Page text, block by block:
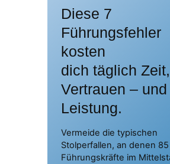
Diese 7
Führungsfehler
kosten
dich täglich Zeit,
Vertrauen – und
Leistung.
Vermeide die typischen
Stolperfallen, an denen 85
Führungskräfte im